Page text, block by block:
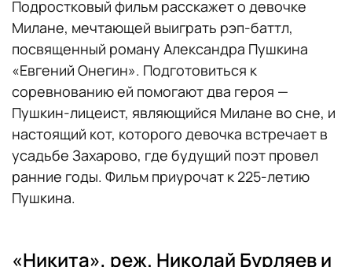
Подростковый фильм расскажет о девочке
Милане, мечтающей выиграть рэп-баттл,
посвященный роману Александра Пушкина
«Евгений Онегин». Подготовиться к
соревнованию ей помогают два героя —
Пушкин-лицеист, являющийся Милане во сне, и
настоящий кот, которого девочка встречает в
усадьбе Захарово, где будущий поэт провел
ранние годы. Фильм приурочат к 225-летию
Пушкина.
«Никита», реж. Николай Бурляев и